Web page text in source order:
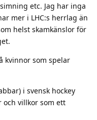
etc. Jag har inga
mer i LHC:s herrlag än
helst skamkänslor för
kvinnor som spelar
i svensk hockey
villkor som ett